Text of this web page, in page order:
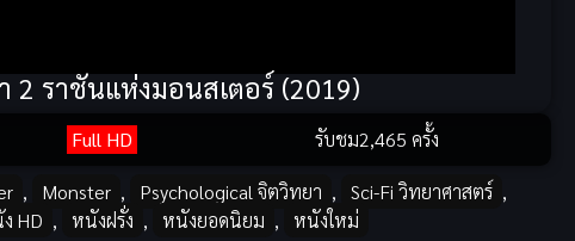
2 ราชันแห่งมอนสเตอร์ (2019)
Full HD รับชม2,465 ครั้ง
, Monster , Psychological จิตวิทยา , Sci-Fi วิทยาศาสตร์ ,
HD , หนังฝรั่ง , หนังยอดนิยม , หนังใหม่